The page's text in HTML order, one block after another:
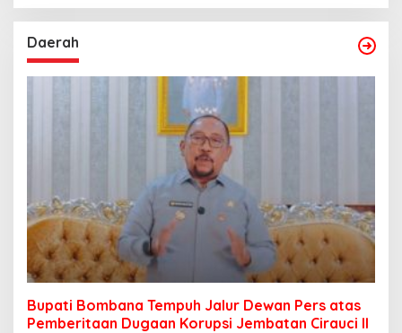
Daerah
Bupati Bombana Tempuh Jalur Dewan Pers atas
Pemberitaan Dugaan Korupsi Jembatan Cirauci II